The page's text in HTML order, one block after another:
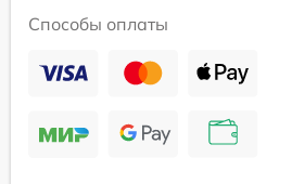
Способы оплаты